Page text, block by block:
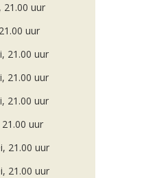
21.00 uur
uur
21.00 uur
21.00 uur
21.00 uur
uur
21.00 uur
21.00 uur